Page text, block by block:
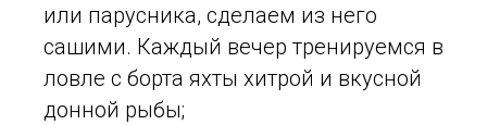
или парусника, сделаем из него
сашими. Каждый вечер тренируемся в
ловле с борта яхты хитрой и вкусной
донной рыбы;